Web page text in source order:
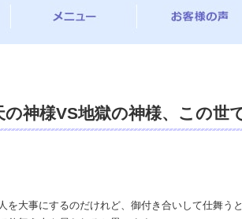
神様VS地獄の神様、この世
ンセリング。
を大事にするのだけれど、御付き合いして仕舞う